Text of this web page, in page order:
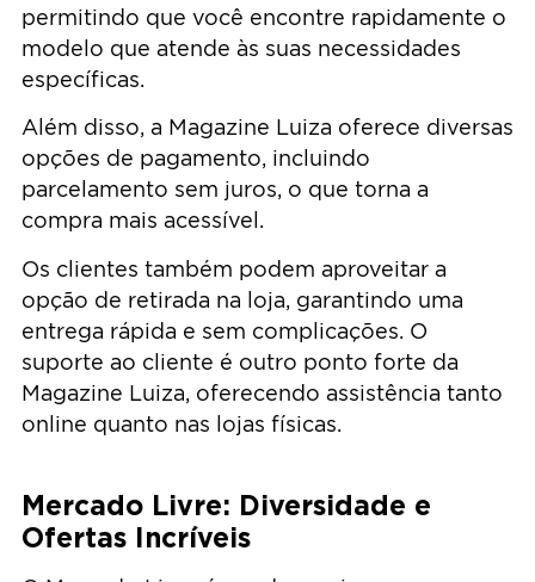
permitindo que você encontre rapidamente o
modelo que atende às suas necessidades
específicas.
Além disso, a Magazine Luiza oferece diversas
opções de pagamento, incluindo
parcelamento sem juros, o que torna a
compra mais acessível.
Os clientes também podem aproveitar a
opção de retirada na loja, garantindo uma
entrega rápida e sem complicações. O
suporte ao cliente é outro ponto forte da
Magazine Luiza, oferecendo assistência tanto
online quanto nas lojas físicas.
Mercado Livre: Diversidade e
Ofertas Incríveis